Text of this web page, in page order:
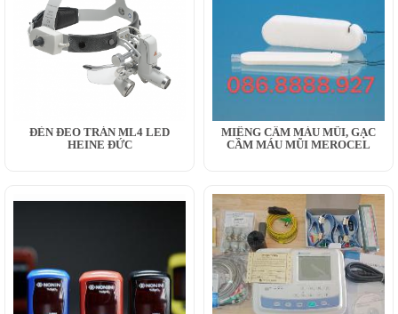
ĐÈN ĐEO TRÁN ML4 LED
HEINE ĐỨC
MIẾNG CẦM MÁU MŨI, GẠC
CẦM MÁU MŨI MEROCEL